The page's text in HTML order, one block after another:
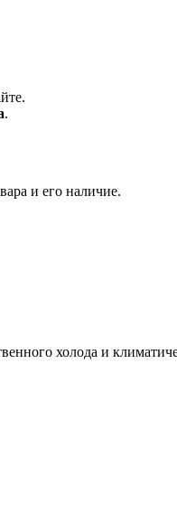
.
и его наличие.
холода и